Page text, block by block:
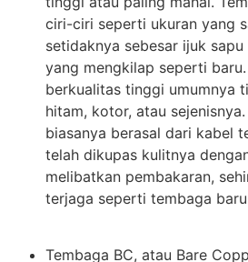
ciri-ciri seperti ukuran yang
setidaknya sebesar ijuk
yang mengkilap seperti
berkualitas tinggi umumnya
hitam, kotor, atau
biasanya berasal dari kabel
telah dikupas kulitnya
melibatkan pembakaran,
terjaga seperti tembaga
Tembaga BC, atau Bare